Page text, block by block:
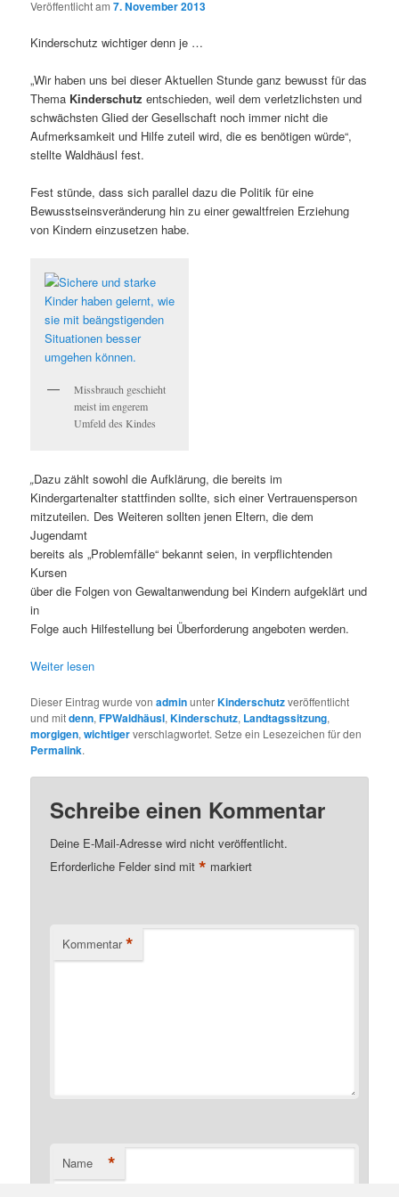
Veröffentlicht am7. November 2013
Kinderschutz wichtiger denn je …
„Wir haben uns bei dieser Aktuellen Stunde ganz bewusst für das
Thema Kinderschutz entschieden, weil dem verletzlichsten und
schwächsten Glied der Gesellschaft noch immer nicht die
Aufmerksamkeit und Hilfe zuteil wird, die es benötigen würde“,
stellte Waldhäusl fest.
Fest stünde, dass sich parallel dazu die Politik für eine
Bewusstseinsveränderung hin zu einer gewaltfreien Erziehung
von Kindern einzusetzen habe.
Missbrauch geschieht
meist im engerem
Umfeld des Kindes
„Dazu zählt sowohl die Aufklärung, die bereits im
Kindergartenalter stattfinden sollte, sich einer Vertrauensperson
mitzuteilen. Des Weiteren sollten jenen Eltern, die dem
Jugendamt
bereits als „Problemfälle“ bekannt seien, in verpflichtenden
Kursen
über die Folgen von Gewaltanwendung bei Kindern aufgeklärt und
in
Folge auch Hilfestellung bei Überforderung angeboten werden.
Weiter lesen
Dieser Eintrag wurde vonadminunterKinderschutzveröffentlicht
und mitdenn,FPWaldhäusl,Kinderschutz, Landtagssitzung,
morgigen,wichtigerverschlagwortet. Setze ein Lesezeichen für den
Permalink.
Schreibe einen Kommentar
Deine E-Mail-Adresse wird nicht veröffentlicht.
Erforderliche Felder sind mit* markiert
Kommentar *
Name *